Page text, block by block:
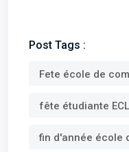
Post Tags :
Fete école de
fête étudiante ECL
fin d'année école